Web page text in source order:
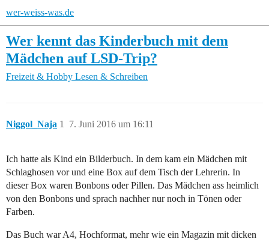
wer-weiss-was.de
Wer kennt das Kinderbuch mit dem
Mädchen auf LSD-Trip?
Freizeit & Hobby Lesen & Schreiben
Niggol_Naja 7. Juni 2016 um 16:11
1
Ich hatte als Kind ein Bilderbuch. In dem kam ein Mädchen mit
Schlaghosen vor und eine Box auf dem Tisch der Lehrerin. In
dieser Box waren Bonbons oder Pillen. Das Mädchen ass heimlich
von den Bonbons und sprach nachher nur noch in Tönen oder
Farben.
Das Buch war A4, Hochformat, mehr wie ein Magazin mit dicken